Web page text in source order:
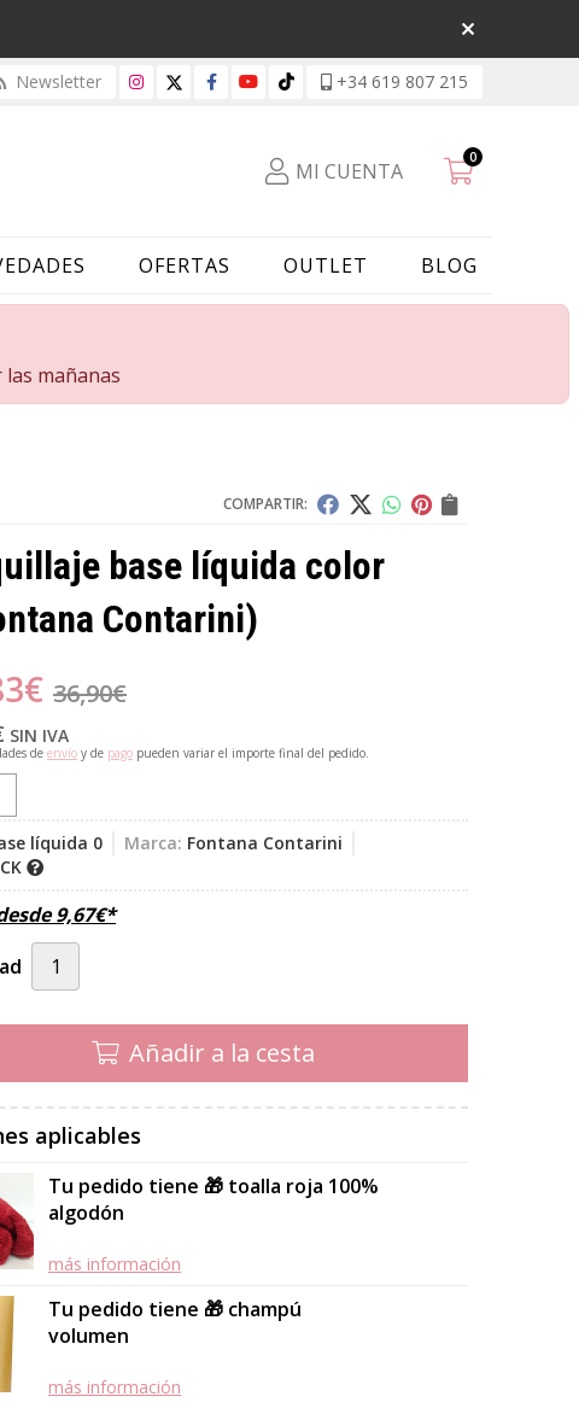
Newsletter +34 619 807 215
MI CUENTA
0
OFERTAS OUTLET BLOG
mañanas
COMPARTIR:
base líquida color
Contarini)
€ 36,90€
SIN IVA
de envío y de pago pueden variar el importe final del pedido.
líquida 0 Marca: Fontana Contarini
9,67€*
Añadir a la cesta
aplicables
Tu pedido tiene 🎁 toalla roja 100%
algodón
más información
Tu pedido tiene 🎁 champú
volumen
más información